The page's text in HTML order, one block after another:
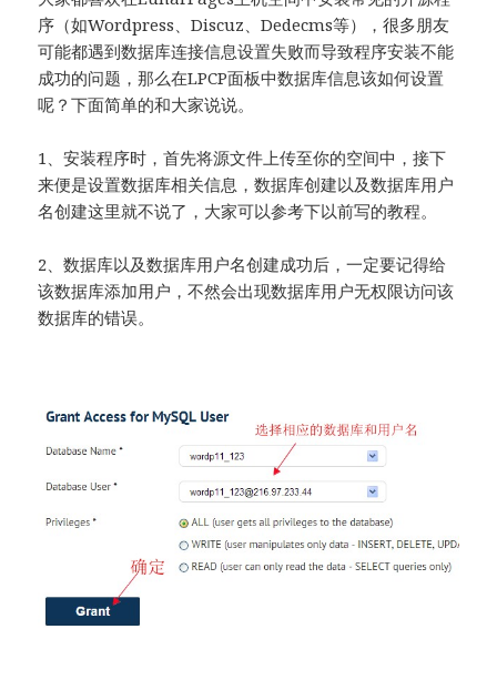
序（如Wordpress、Discuz、Dedecms等），很多朋友
可能都遇到数据库连接信息设置失败而导致程序安装不能
成功的问题，那么在LPCP面板中数据库信息该如何设置
呢？下面简单的和大家说说。
1、安装程序时，首先将源文件上传至你的空间中，接下
来便是设置数据库相关信息，数据库创建以及数据库用户
名创建这里就不说了，大家可以参考下以前写的教程。
2、数据库以及数据库用户名创建成功后，一定要记得给
该数据库添加用户，不然会出现数据库用户无权限访问该
数据库的错误。